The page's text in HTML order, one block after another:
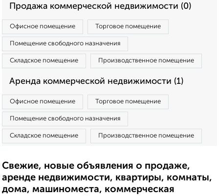
Продажа коммерческой недвижимости (0)
Офисное помещение Торговое помещение
Помещение свободного назначения
Складское помещение Производственное помещение
Аренда коммерческой недвижимости (1)
Офисное помещение Торговое помещение
Помещение свободного назначения
Складское помещение Производственное помещение
Свежие, новые объявления о продаже,
аренде недвижимости, квартиры, комнаты,
дома, машиноместа, коммерческая